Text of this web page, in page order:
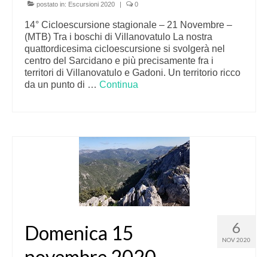
postato in: Escursioni 2020 | 0
14° Cicloescursione stagionale – 21 Novembre –
(MTB) Tra i boschi di Villanovatulo La nostra
quattordicesima cicloescursione si svolgerà nel
centro del Sarcidano e più precisamente fra i
territori di Villanovatulo e Gadoni. Un territorio ricco
da un punto di … Continua
6
NOV 2020
Domenica 15